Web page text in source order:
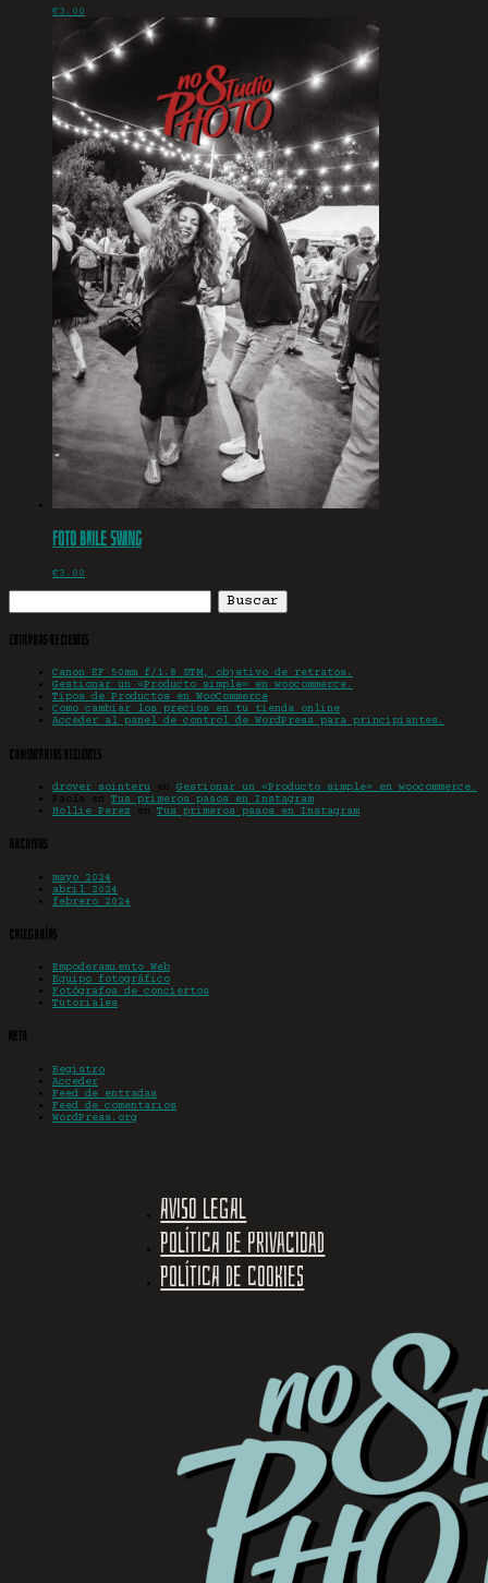
€3.00
Foto baile swing
€3.00
Buscar:
Entradas recientes
Canon EF 50mm f/1.8 STM, objetivo de retratos.
Gestionar un «Producto simple» en woocommerce.
Tipos de Productos en WooCommerce
Como cambiar los precios en tu tienda online
Acceder al panel de control de WordPress para principiantes.
Comentarios recientes
drover sointeru en Gestionar un «Producto simple» en woocommerce.
Paola en Tus primeros pasos en Instagram
Hollie Perez en Tus primeros pasos en Instagram
Archivos
mayo 2024
abril 2024
febrero 2024
Categorías
Empoderamiento Web
Equipo fotográfico
Fotógrafos de conciertos
Tutoriales
Meta
Registro
Acceder
Feed de entradas
Feed de comentarios
WordPress.org
Aviso legal
Política de privacidad
Política de cookies